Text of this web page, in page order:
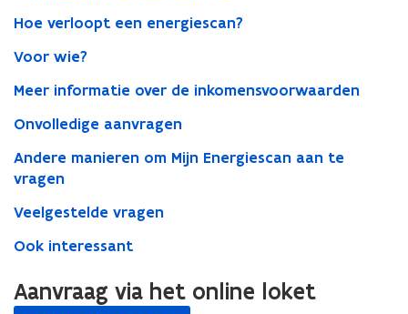
Hoe verloopt een energiescan?
Voor wie?
Meer informatie over de inkomensvoorwaarden
Onvolledige aanvragen
Andere manieren om Mijn Energiescan aan te
vragen
Veelgestelde vragen
Ook interessant
Aanvraag via het online loket